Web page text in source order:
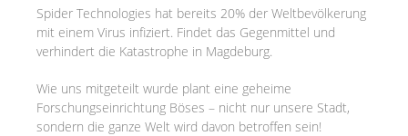
Spider Technologies hat bereits 20% der Weltbevölkerung
mit einem Virus infiziert. Findet das Gegenmittel und
verhindert die Katastrophe in Magdeburg.
Wie uns mitgeteilt wurde plant eine geheime
Forschungseinrichtung Böses – nicht nur unsere Stadt,
sondern die ganze Welt wird davon betroffen sein!